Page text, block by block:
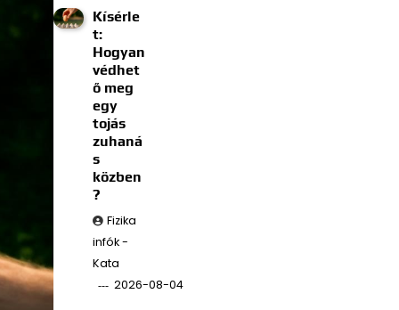
Kísérle
t:
Hogyan
védhet
ő meg
egy
tojás
zuhaná
s
közben
?
Fizika
infók -
Kata
2026-08-04